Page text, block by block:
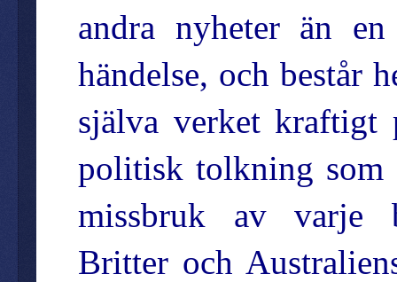
andra nyheter än
händelse, och består
själva verket kraftigt
politisk tolkning som
missbruk av varje
Britter och